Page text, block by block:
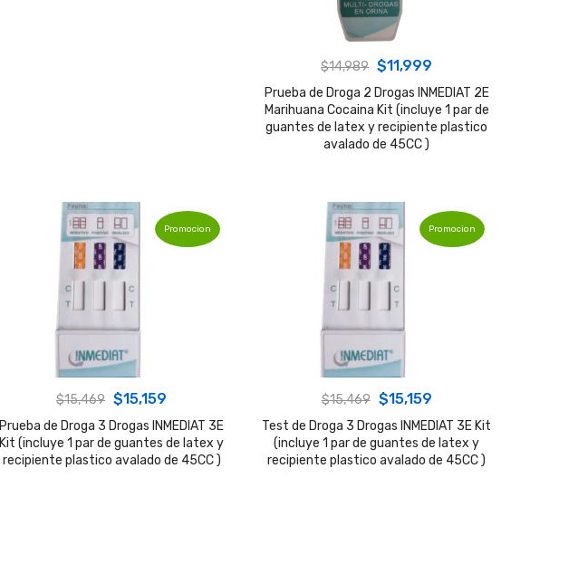
$14,989 Original
price
was:
$14,989.
$11,999
price
is:
Prueba de Droga 2 Drogas INMEDIAT 2E
Marihuana Cocaina Kit (incluye 1 par de
guantes de latex y recipiente plastico
avalado de 45CC )
Promocion
$15,469 Original
price
was:
$15,159
price
is:
Prueba de Droga 3 Drogas INMEDIAT 3E
Kit (incluye 1 par de guantes de latex y
recipiente plastico avalado de 45CC )
Promocion
$15,469 Original
price
was:
$15,159Current
price
is:
Test de Droga 3 Drogas INMEDIAT 3E Kit
(incluye 1 par de guantes de latex y
recipiente plastico avalado de 45CC )